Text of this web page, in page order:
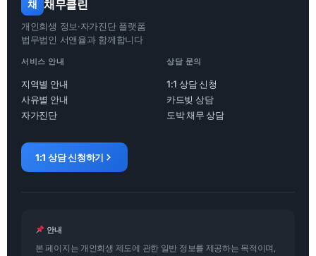
채 채무클린
개인회생 정보·자가진단 플랫폼
법무법인 서앤율과 함께합니다
서비스 안내
지역별 안내
사유별 안내
자가진단
상담 문의
1:1 상담 신청
카드빚 상담
도박 채무 상담
1:1 상담 신청하기
안내
본 페이지는 개인회생 제도에 관한 일반 정보를 제공하는 목적이며,